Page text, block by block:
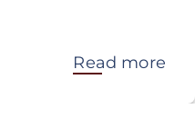
Read more